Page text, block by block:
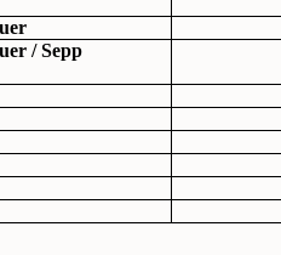
/ Sepp